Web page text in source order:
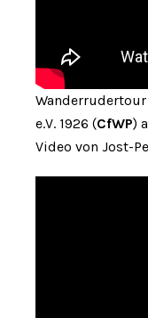
e.V. 1926 (CfWP)
Video von Jost-